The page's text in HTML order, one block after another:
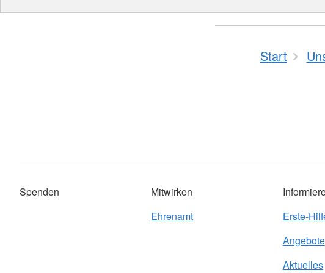
Start
Spenden
Mitwirken
Ehrenamt
Erste-
Angebote
Aktuelles